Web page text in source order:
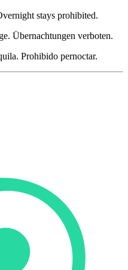
stays prohibited.
Übernachtungen verboten.
Prohibido pernoctar.